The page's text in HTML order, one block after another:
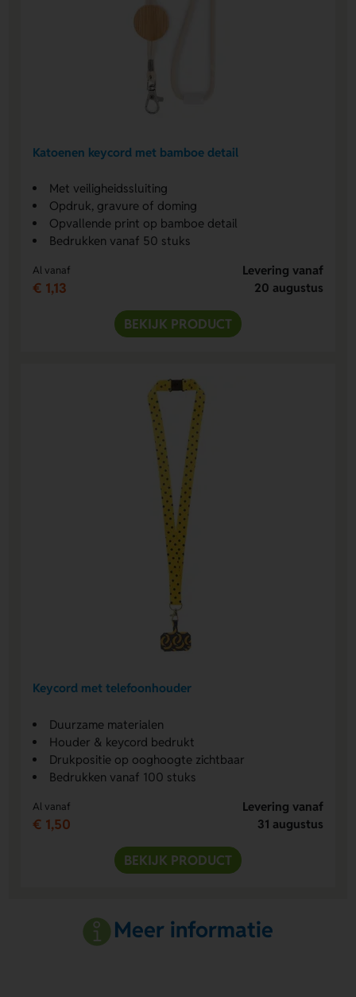
Katoenen keycord met bamboe detail
Met veiligheidssluiting
Opdruk, gravure of doming
Opvallende print op bamboe detail
Bedrukken vanaf 50 stuks
Al vanaf
€ 1,13
Levering vanaf
20 augustus
BEKIJK PRODUCT
Keycord met telefoonhouder
Duurzame materialen
Houder & keycord bedrukt
Drukpositie op ooghoogte zichtbaar
Bedrukken vanaf 100 stuks
Al vanaf
€ 1,50
Levering vanaf
31 augustus
BEKIJK PRODUCT
Meer informatie